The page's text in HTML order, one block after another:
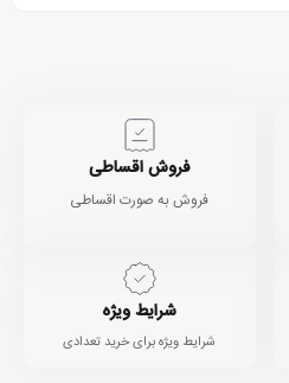
فروش اقساطی
فروش به صورت اقساطی
شرایط ویژه
شرایط ویژه برای خرید تعدادی